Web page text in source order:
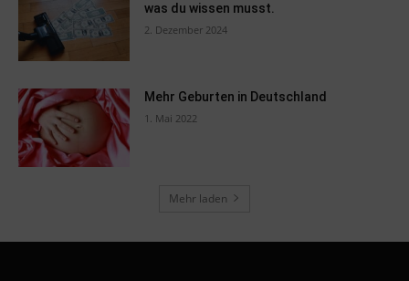
was du wissen musst.
2. Dezember 2024
Mehr Geburten in Deutschland
1. Mai 2022
Mehr laden